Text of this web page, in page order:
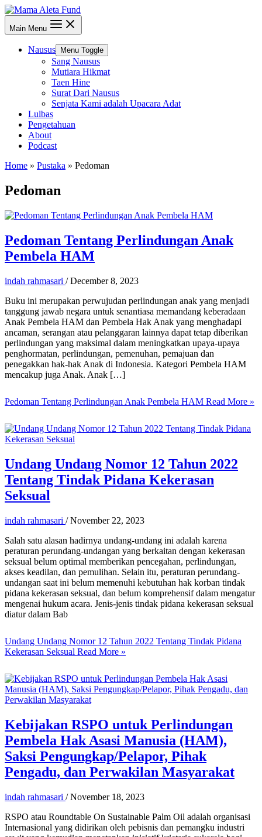
Main Menu
Nausus Menu Toggle
Sang Nausus
Mutiara Hikmat
Taen Hine
Surat Dari Nausus
Senjata Kami adalah Upacara Adat
Lulbas
Pengetahuan
About
Podcast
Home » Pustaka » Pedoman
Pedoman
Pedoman Tentang Perlindungan Anak
Pembela HAM
indah rahmasari /December 8, 2023
Buku ini merupakan perwujudan perlindungan anak yang menjadi
tanggung jawab negara untuk senantiasa memandang keberadaan
Anak Pembela HAM dan Pembela Hak Anak yang menghadapi
ancaman, serangan atau pelanggaran lainnya dapat tetap diberikan
perlindungan yang maksimal dalam meningkatkan upaya-upaya
penghormatan, perlindungan, pemenuhan, pemajuan dan
penegakkan hak-hak Anak di Indonesia. Kategori Pembela HAM
mencakup juga Anak. Anak […]
Pedoman Tentang Perlindungan Anak Pembela HAM Read More »
Undang Undang Nomor 12 Tahun 2022
Tentang Tindak Pidana Kekerasan
Seksual
indah rahmasari /November 22, 2023
Salah satu alasan hadirnya undang-undang ini adalah karena
peraturan perundang-undangan yang berkaitan dengan kekerasan
seksual belum optimal memberikan pencegahan, perlindungan,
akses keadilan, dan pemulihan. Selain itu, peraturan perundang-
undangan saat ini belum memenuhi kebutuhan hak korban tindak
pidana kekerasan seksual, dan belum komprehensif dalam mengatur
mengenai hukum acara. Jenis-jenis tindak pidana kekerasan seksual
diatur dalam Bab
Undang Undang Nomor 12 Tahun 2022 Tentang Tindak Pidana
Kekerasan Seksual Read More »
Kebijakan RSPO untuk Perlindungan
Pembela Hak Asasi Manusia (HAM),
Saksi Pengungkap/Pelapor, Pihak
Pengadu, dan Perwakilan Masyarakat
indah rahmasari /November 18, 2023
RSPO atau Roundtable On Sustainable Palm Oil adalah organisasi
Internasional yang didirikan oleh pebisnis dan pemangku industri